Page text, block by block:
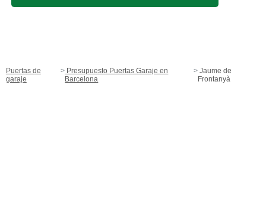
Puertas de
garaje
Presupuesto Puertas Garaje en
Barcelona
Jaume de
Frontanyà